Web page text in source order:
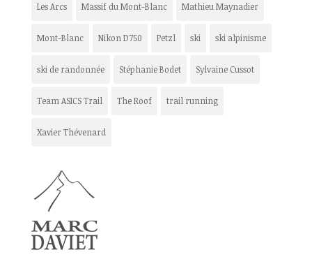
Les Arcs Massif du Mont-Blanc Mathieu Maynadier
Mont-Blanc Nikon D750 Petzl ski ski alpinisme
ski de randonnée Stéphanie Bodet Sylvaine Cussot
Team ASICS Trail The Roof trail running
Xavier Thévenard